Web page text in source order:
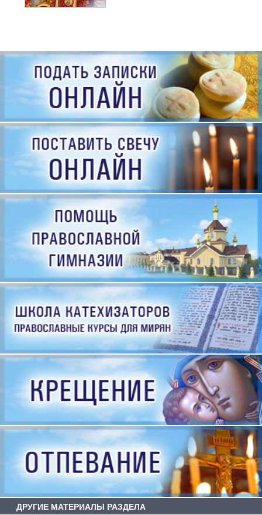
ДРУГИЕ МАТЕРИАЛЫ РАЗДЕЛА